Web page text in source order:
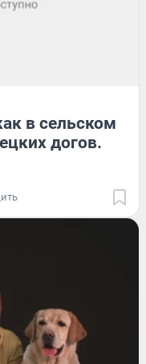
в сельском
догов.